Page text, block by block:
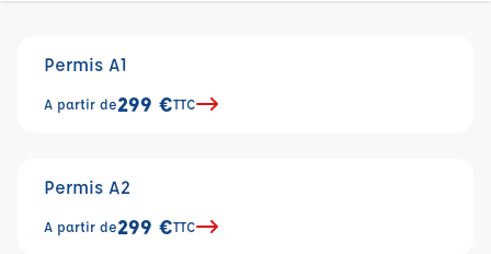
Permis A1
A partir de299 €TTC
Permis A2
A partir de299 €TTC